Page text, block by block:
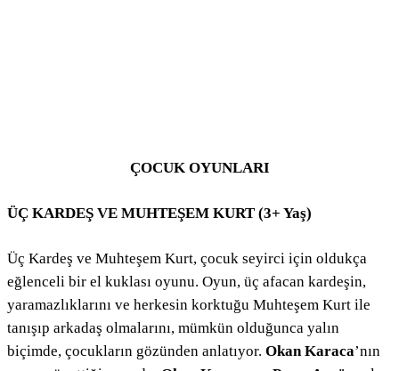
ÇOCUK OYUNLARI
ÜÇ KARDEŞ VE MUHTEŞEM KURT (3+ Yaş)
Üç Kardeş ve Muhteşem Kurt, çocuk seyirci için oldukça
eğlenceli bir el kuklası oyunu. Oyun, üç afacan kardeşin,
yaramazlıklarını ve herkesin korktuğu Muhteşem Kurt ile
tanışıp arkadaş olmalarını, mümkün olduğunca yalın
biçimde, çocukların gözünden anlatıyor. Okan Karaca’nın